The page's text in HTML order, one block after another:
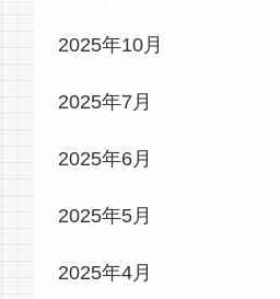
2025年10月
2025年7月
2025年6月
2025年5月
2025年4月